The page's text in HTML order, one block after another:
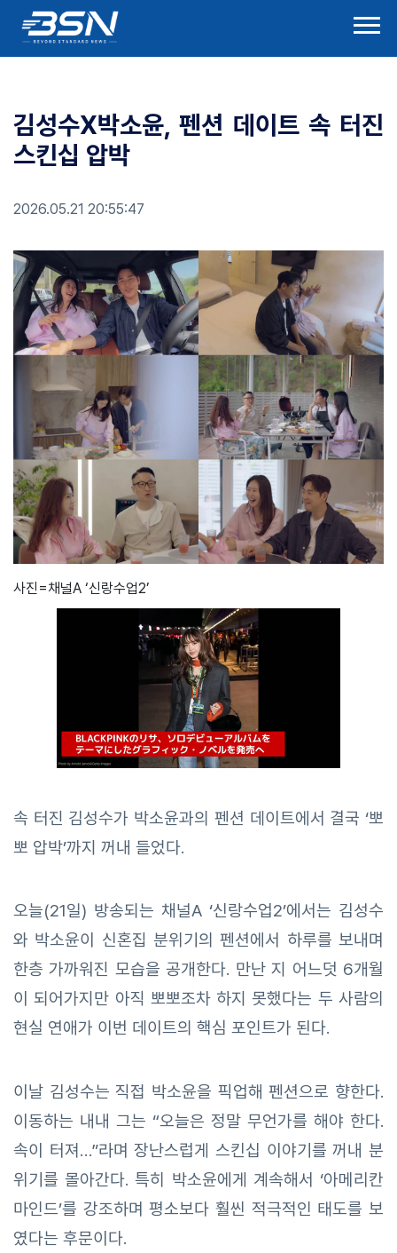
김성수X박소윤, 펜션 데이트 속 터진
스킨십 압박
2026.05.21 20:55:47
사진=채널A ‘신랑수업2’
속 터진 김성수가 박소윤과의 펜션 데이트에서 결국 ‘뽀
뽀 압박’까지 꺼내 들었다.
오늘(21일) 방송되는 채널A ‘신랑수업2’에서는 김성수
와 박소윤이 신혼집 분위기의 펜션에서 하루를 보내며
한층 가까워진 모습을 공개한다. 만난 지 어느덧 6개월
이 되어가지만 아직 뽀뽀조차 하지 못했다는 두 사람의
현실 연애가 이번 데이트의 핵심 포인트가 된다.
이날 김성수는 직접 박소윤을 픽업해 펜션으로 향한다.
이동하는 내내 그는 “오늘은 정말 무언가를 해야 한다.
속이 터져…”라며 장난스럽게 스킨십 이야기를 꺼내 분
위기를 몰아간다. 특히 박소윤에게 계속해서 ‘아메리칸
마인드’를 강조하며 평소보다 훨씬 적극적인 태도를 보
였다는 후문이다.